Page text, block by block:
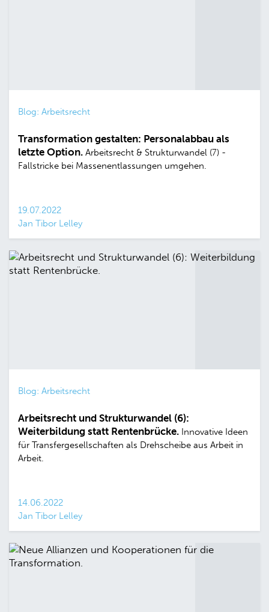
Blog: Arbeitsrecht
Transformation gestalten: Personalabbau als
letzte Option. Arbeitsrecht & Strukturwandel (7) -
Fallstricke bei Massenentlassungen umgehen.
19.07.2022
Jan Tibor Lelley
Blog: Arbeitsrecht
Arbeitsrecht und Strukturwandel (6):
Weiterbildung statt Rentenbrücke. Innovative Ideen
für Transfergesellschaften als Drehscheibe aus Arbeit in
Arbeit.
14.06.2022
Jan Tibor Lelley